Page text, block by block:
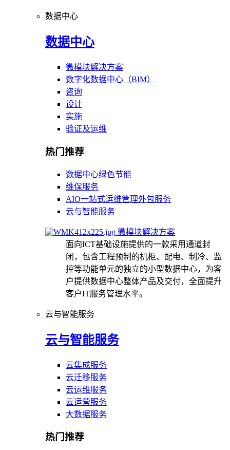
数据中心
数据中心
微模块解决方案
数字化数据中心（BIM）
咨询
设计
实施
验证及运维
热门推荐
数据中心绿色节能
维保服务
AIO一站式运维管理外包服务
云与智能服务
微模块解决方案
面向ICT基础设施提供的一款采用通道封
闭，包含工程预制的机柜、配电、制冷、监
控等功能单元的独立的小型数据中心，为客
户提供数据中心整体产品及交付，全面提升
客户IT服务管理水平。
云与智能服务
云与智能服务
云集成服务
云迁移服务
云运维服务
云运营服务
大数据服务
热门推荐